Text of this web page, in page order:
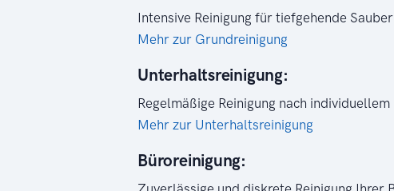
Intensive Reinigung für tiefgehende
Mehr zur Grundreinigung
Unterhaltsreinigung:
Regelmäßige Reinigung nach
Mehr zur Unterhaltsreinigung
Büroreinigung: